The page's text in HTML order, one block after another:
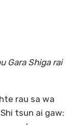
Gara Shiga rai
rau sa wa
tsun ai gaw: